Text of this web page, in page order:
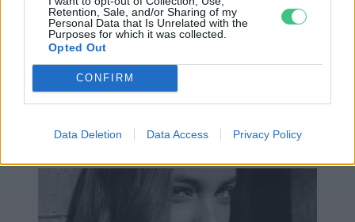
Retention, Sale, and/or Sharing of my
Personal Data that Is Unrelated with the
Purposes for which it was collected.
Opted Out
CONFIRM
Data Deletion Data Access Privacy Policy
oldalak szerepe az, hogy a tehetősebb –
luxusmárkákat kedvelő – fogyasztók körében
népszerűsítsék a másodkézből való vásárlást.
Ezeket a vásárlásokat nemcsak a
megtakarítás ösztönzi, hanem a